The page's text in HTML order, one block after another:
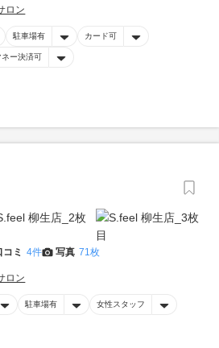
ロン
駐車場有 カード可
ネー決済可
コミ 4件 写真 71枚
ロン
駐車場有 女性スタッフ